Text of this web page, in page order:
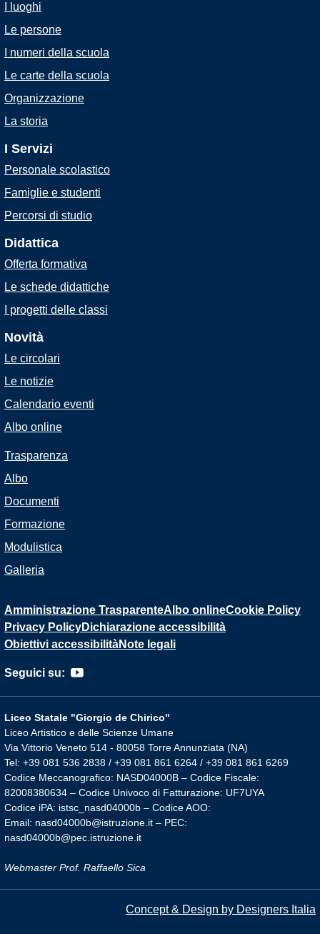
I luoghi
Le persone
I numeri della scuola
Le carte della scuola
Organizzazione
La storia
I Servizi
Personale scolastico
Famiglie e studenti
Percorsi di studio
Didattica
Offerta formativa
Le schede didattiche
I progetti delle classi
Novità
Le circolari
Le notizie
Calendario eventi
Albo online
Trasparenza
Albo
Documenti
Formazione
Modulistica
Galleria
Amministrazione TrasparenteAlbo onlineCookie Policy
Privacy PolicyDichiarazione accessibilità
Obiettivi accessibilitàNote legali
Seguici su:
Liceo Statale "Giorgio de Chirico"
Liceo Artistico e delle Scienze Umane
Via Vittorio Veneto 514 - 80058 Torre Annunziata (NA)
Tel: +39 081 536 2838 / +39 081 861 6264 / +39 081 861 6269
Codice Meccanografico: NASD04000B – Codice Fiscale:
82008380634 – Codice Univoco di Fatturazione: UF7UYA
Codice iPA: istsc_nasd04000b – Codice AOO:
Email: nasd04000b@istruzione.it – PEC:
nasd04000b@pec.istruzione.it
Webmaster Prof. Raffaello Sica
Concept & Design by Designers Italia